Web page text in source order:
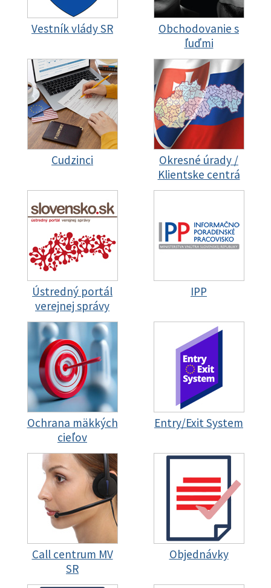
Vestník vlády SR
Obchodovanie s
ľuďmi
Cudzinci
Okresné úrady /
Klientske centrá
Ústredný portál
verejnej správy
IPP
Ochrana mäkkých
cieľov
Entry/Exit System
Call centrum MV
SR
Objednávky